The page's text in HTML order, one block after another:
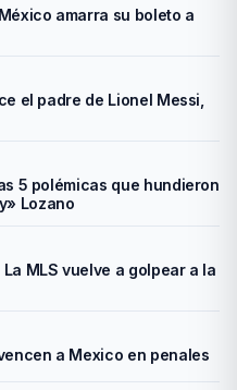
amarra su boleto a
el padre de Lionel Messi,
5 polémicas que hundieron
Lozano
MLS vuelve a golpear a la
a Mexico en penales